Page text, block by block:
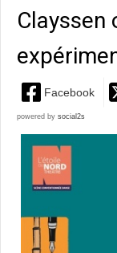
Clayssen
Facebook
powered by social2s